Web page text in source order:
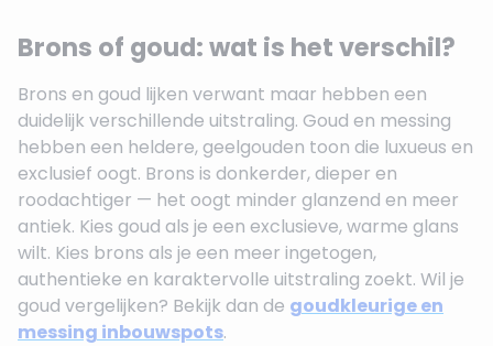
Brons of goud: wat is het verschil?
Brons en goud lijken verwant maar hebben een
duidelijk verschillende uitstraling. Goud en messing
hebben een heldere, geelgouden toon die luxueus en
exclusief oogt. Brons is donkerder, dieper en
roodachtiger — het oogt minder glanzend en meer
antiek. Kies goud als je een exclusieve, warme glans
wilt. Kies brons als je een meer ingetogen,
authentieke en karaktervolle uitstraling zoekt. Wil je
goud vergelijken? Bekijk dan de goudkleurige en
messing inbouwspots.